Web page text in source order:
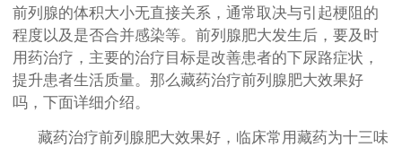
前列腺的体积大小无直接关系，通常取决与引起梗阻的
程度以及是否合并感染等。前列腺肥大发生后，要及时
用药治疗，主要的治疗目标是改善患者的下尿路症状，
提升患者生活质量。那么藏药治疗前列腺肥大效果好
吗，下面详细介绍。
藏药治疗前列腺肥大效果好，临床常用藏药为十三味